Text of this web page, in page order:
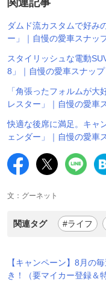
ダムド流カスタムで好み
ー」｜自慢の愛車スナッ
スタイリッシュな電動
8」｜自慢の愛車スナップ
「角張ったフォルムが
レスター」｜自慢の愛車
快適な後席に満足。キャ
ェンダー」｜自慢の愛車
文：グーネット
関連タグ #ライフ
【キャンペーン】8月の
き！（要マイカー登録＆